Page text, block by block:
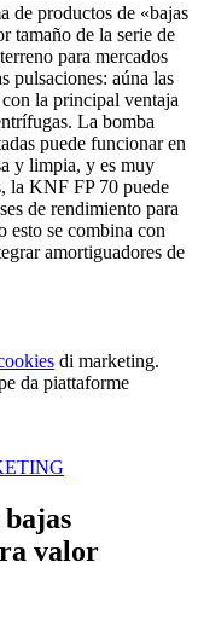
de productos de «bajas
tamaño de la serie de
para mercados
pulsaciones: aúna las
la principal ventaja
La bomba
puede funcionar en
y limpia, y es muy
la KNF FP 70 puede
de rendimiento para
esto se combina con
amortiguadores de
di marketing.
da piattaforme
valor